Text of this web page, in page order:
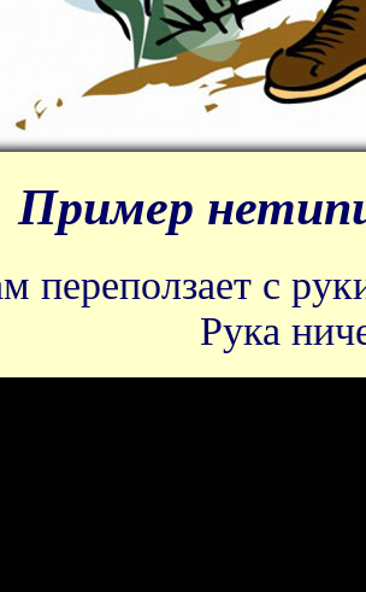
Пример
переползает с
Рука